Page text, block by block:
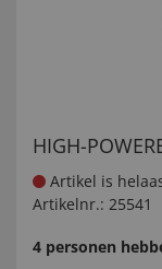
HIGH-
Artikel is
Artikelnr.: 25541
4 personen